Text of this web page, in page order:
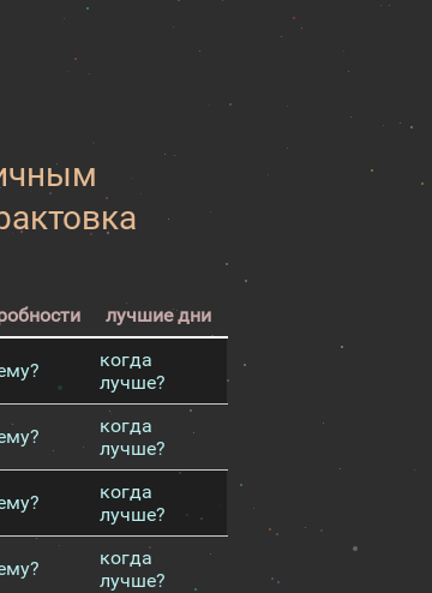
лучшие дни
когда
лучше?
когда
лучше?
когда
лучше?
когда
лучше?